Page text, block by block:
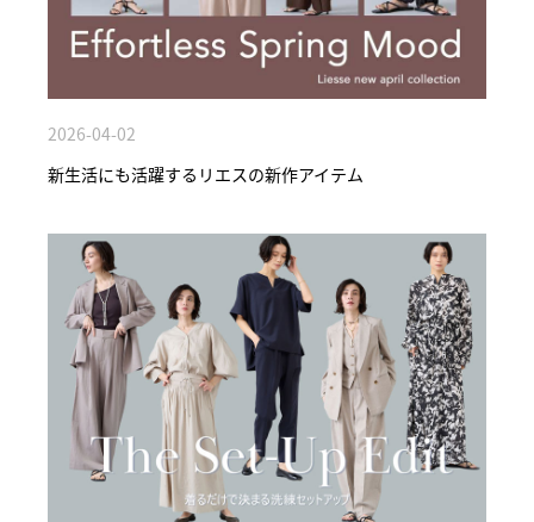
2026-04-02
新生活にも活躍するリエスの新作アイテム